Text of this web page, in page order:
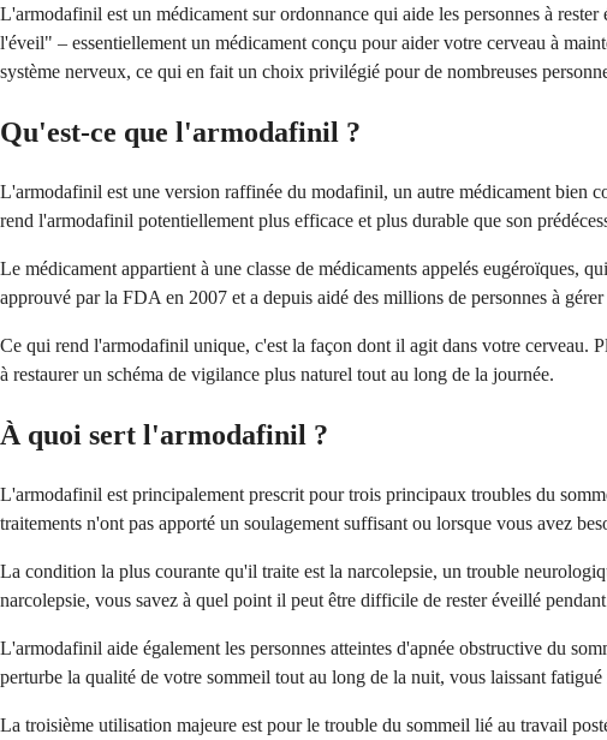
L'armodafinil est un médicament sur ordonnance qui aide les personnes à
l'éveil" – essentiellement un médicament conçu pour aider votre cerveau à
système nerveux, ce qui en fait un choix privilégié pour de nombreuses
Qu'est-ce que l'armodafinil ?
L'armodafinil est une version raffinée du modafinil, un autre médicament bien
rend l'armodafinil potentiellement plus efficace et plus durable que son
Le médicament appartient à une classe de médicaments appelés eugéroïques,
approuvé par la FDA en 2007 et a depuis aidé des millions de personnes à
Ce qui rend l'armodafinil unique, c'est la façon dont il agit dans votre cerveau.
à restaurer un schéma de vigilance plus naturel tout au long de la journée.
À quoi sert l'armodafinil ?
L'armodafinil est principalement prescrit pour trois principaux troubles du
traitements n'ont pas apporté un soulagement suffisant ou lorsque vous avez
La condition la plus courante qu'il traite est la narcolepsie, un trouble
narcolepsie, vous savez à quel point il peut être difficile de rester éveillé
L'armodafinil aide également les personnes atteintes d'apnée obstructive du
perturbe la qualité de votre sommeil tout au long de la nuit, vous laissant
La troisième utilisation majeure est pour le trouble du sommeil lié au travail